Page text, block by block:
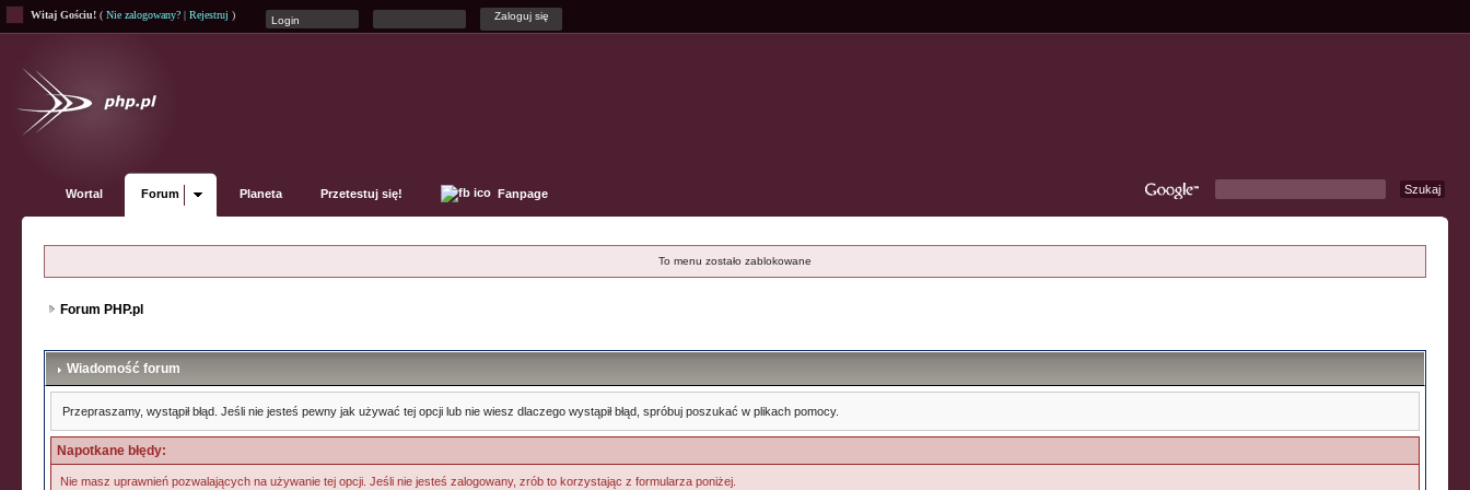
Witaj Gościu! ( Nie zalogowany? | Rejestruj )
Wortal Forum Planeta Przetestuj się! Fanpage
To menu zostało zablokowane
Forum PHP.pl
Wiadomość forum
Przepraszamy, wystąpił błąd. Jeśli nie jesteś pewny jak używać tej opcji lub nie wiesz dlaczego wystąpił błąd, spróbuj poszukać w plikach pomocy.
Napotkane błędy:
Nie masz uprawnień pozwalających na używanie tej opcji. Jeśli nie jesteś zalogowany, zrób to korzystając z formularza poniżej.